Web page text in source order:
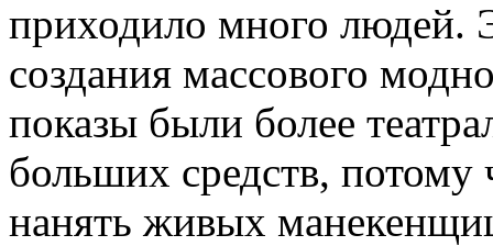
приходило много людей.
создания массового
показы были более
больших средств, потому
нанять живых